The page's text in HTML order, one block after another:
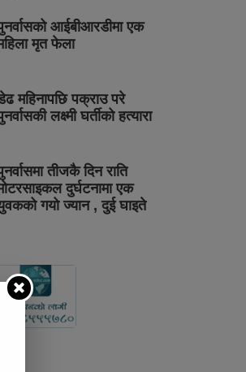
आईबीआरडीमा एक
मृत फेला
महिनापछि पक्राउ परे
लक्ष्मी घर्तीको हत्यारा
तीजकै दिन राति
दुर्घटनामा एक
गयो ज्यान , दुई घाइते